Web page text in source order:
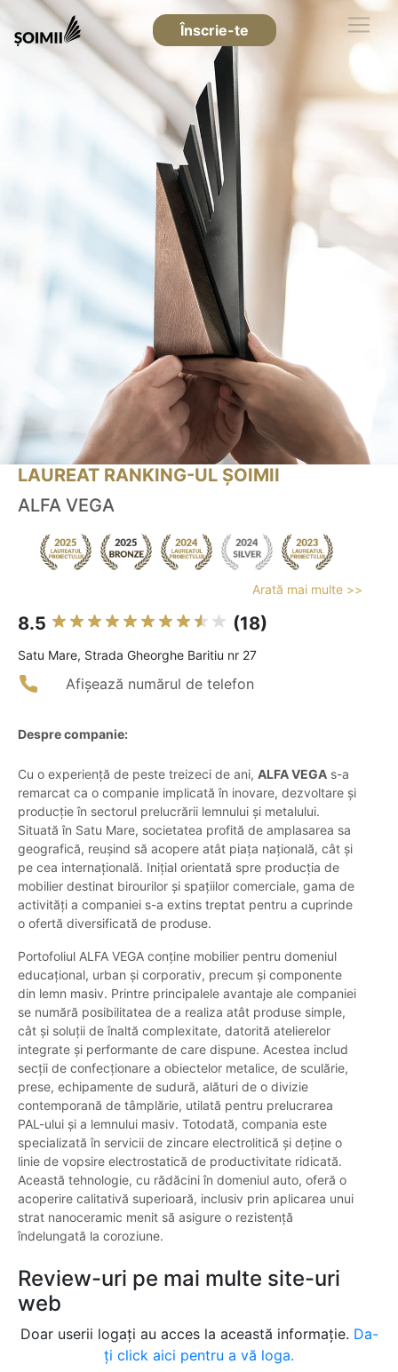
Înscrie-te
LAUREAT RANKING-UL ȘOIMII
ALFA VEGA
Arată mai multe >>
8.5 (18)
Satu Mare, Strada Gheorghe Baritiu nr 27
Afișează numărul de telefon
Despre companie:
Cu o experiență de peste treizeci de ani, ALFA VEGA s-a
remarcat ca o companie implicată în inovare, dezvoltare și
producție în sectorul prelucrării lemnului și metalului.
Situată în Satu Mare, societatea profită de amplasarea sa
geografică, reușind să acopere atât piața națională, cât și
pe cea internațională. Inițial orientată spre producția de
mobilier destinat birourilor și spațiilor comerciale, gama de
activități a companiei s-a extins treptat pentru a cuprinde
o ofertă diversificată de produse.
Portofoliul ALFA VEGA conține mobilier pentru domeniul
educațional, urban și corporativ, precum și componente
din lemn masiv. Printre principalele avantaje ale companiei
se numără posibilitatea de a realiza atât produse simple,
cât și soluții de înaltă complexitate, datorită atelierelor
integrate și performante de care dispune. Acestea includ
secții de confecționare a obiectelor metalice, de sculărie,
prese, echipamente de sudură, alături de o divizie
contemporană de tâmplărie, utilată pentru prelucrarea
PAL-ului și a lemnului masiv. Totodată, compania este
specializată în servicii de zincare electrolitică și deține o
linie de vopsire electrostatică de productivitate ridicată.
Această tehnologie, cu rădăcini în domeniul auto, oferă o
acoperire calitativă superioară, inclusiv prin aplicarea unui
strat nanoceramic menit să asigure o rezistență
îndelungată la coroziune.
Review-uri pe mai multe site-uri
web
Doar userii logați au acces la această informație. Da-
ți click aici pentru a vă loga.